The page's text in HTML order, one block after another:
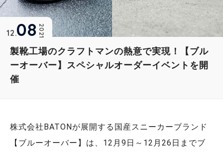
製靴工場のクラフトマンの熱意で実現！【ブル
ーオーバー】スペシャルオーダーイベントを開
催
2021
12 08
株式会社BATONが展開する国産スニーカーブランド
【ブルーオーバー】は、12月9日～12月26日までブ